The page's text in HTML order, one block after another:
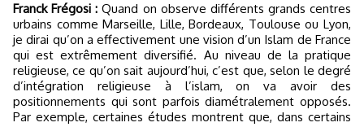
Franck Frégosi : Quand on observe différents grands centres
urbains comme Marseille, Lille, Bordeaux, Toulouse ou Lyon,
je dirai qu’on a effectivement une vision d’un Islam de France
qui est extrêmement diversifié. Au niveau de la pratique
religieuse, ce qu’on sait aujourd’hui, c’est que, selon le degré
d’intégration religieuse à l’islam, on va avoir des
positionnements qui sont parfois diamétralement opposés.
Par exemple, certaines études montrent que, dans certains